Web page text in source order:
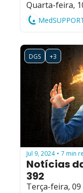
Quarta-feira,
DGS +3
Jul 9, 2024 • 7 min
Notícias
392
Terça-feira,